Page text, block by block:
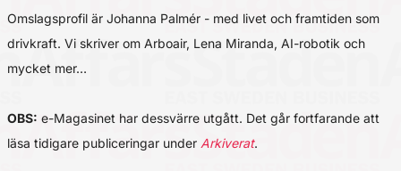
Omslagsprofil är Johanna Palmér - med livet och framtiden som
drivkraft. Vi skriver om Arboair, Lena Miranda, AI-robotik och
mycket mer…
OBS: e-Magasinet har dessvärre utgått. Det går fortfarande att
läsa tidigare publiceringar under Arkiverat.